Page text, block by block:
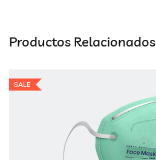
Productos Relacionados
SALE